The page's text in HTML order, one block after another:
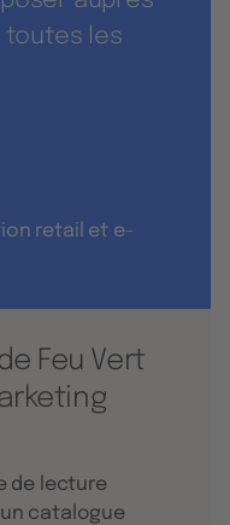
toutes les
retail et e-
Feu Vert
de lecture
catalogue